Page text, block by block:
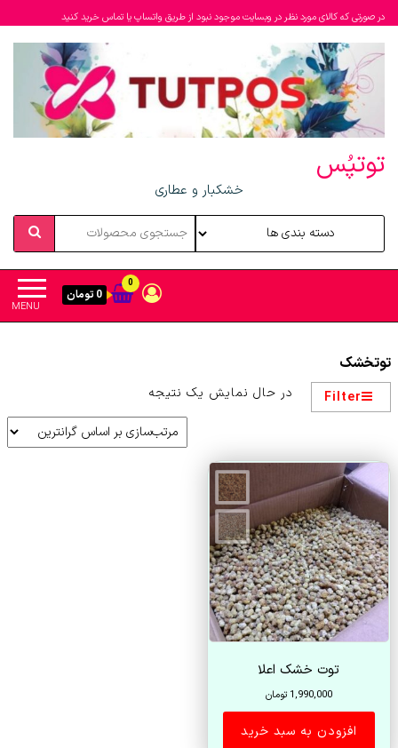
در صورتی که کالای مورد نظر در وبسایت موجود نبود از طریق واتساپ یا تماس خرید کنید
توتپُس
خشکبار و عطاری
MENU
0
0 تومان
توتخشک
Filter در حال نمایش یک نتیجه
توت خشک اعلا
1,990,000 تومان
افزودن به سبد خرید